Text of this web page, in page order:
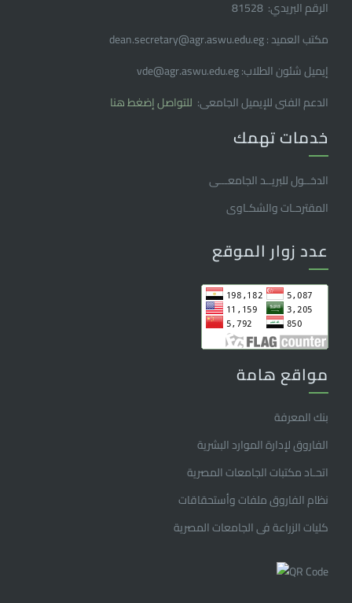
الرقم البريدي: 81528
مكتب العميد : dean.secretary@agr.aswu.edu.eg
إيميل شئون الطلاب: vde@agr.aswu.edu.eg
الدعم الفنى للإيميل الجامعى: للتواصل إضغط هنا
خدمات تهمك
الدخــول للبريــد الجامعـــى
المقترحـات والشكـاوى
عدد زوار الموقع
مواقع هامة
بنك المعرفة
الفاروق ﻹدارة الموارد البشرية
اتحـاد مكتبات الجامعات المصرية
نظام الفاروق ملفات وأستحقاقات
كليات الزراعة فى الجامعات المصرية